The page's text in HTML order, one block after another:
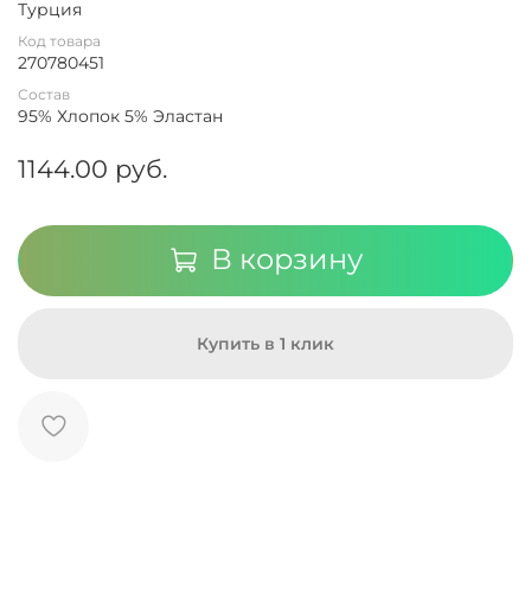
Турция
Код товара
270780451
Состав
95% Хлопок 5% Эластан
1144.00 руб.
В корзину
Купить в 1 клик